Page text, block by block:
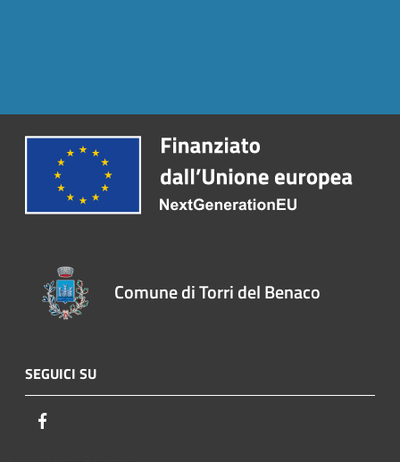
Comune di Torri del Benaco
SEGUICI SU